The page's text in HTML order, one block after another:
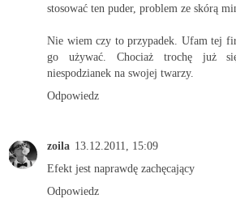
stosować ten puder, problem ze skórą
Nie wiem czy to przypadek. Ufam tej
go używać. Chociaż trochę już
niespodzianek na swojej twarzy.
Odpowiedz
zoila 13.12.2011, 15:09
Efekt jest naprawdę zachęcający
Odpowiedz